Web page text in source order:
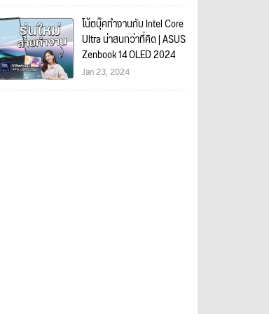
โน้ตบุ๊คทำงานกับ Intel Core
Ultra น่าสนกว่าที่คิด | ASUS
Zenbook 14 OLED 2024
Jan 23, 2024